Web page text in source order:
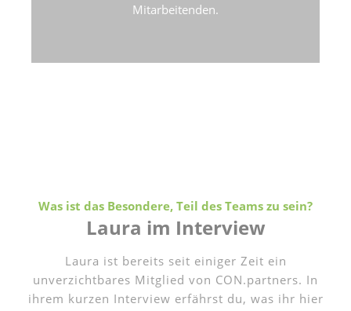
Mitarbeitenden.
Was ist das Besondere, Teil des Teams zu sein?
Laura im Interview
Laura ist bereits seit einiger Zeit ein
unverzichtbares Mitglied von CON.partners. In
ihrem kurzen Interview erfährst du, was ihr hier